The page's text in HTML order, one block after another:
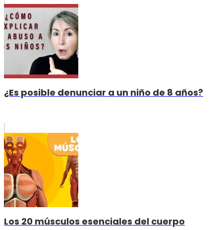
¿Es posible denunciar a un niño de 8 años?
Los 20 músculos esenciales del cuerpo